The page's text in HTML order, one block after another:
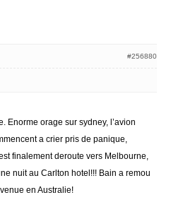
#256880
Enorme orage sur sydney, l’avion
a crier pris de panique,
finalement deroute vers Melbourne,
nuit au Carlton hotel!!! Bain a remou
en Australie!